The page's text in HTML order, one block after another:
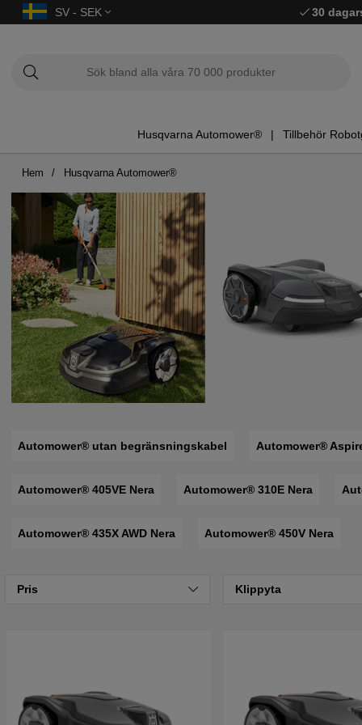
SV - SEK 30
Husqvarna Automower® Tillbehör
Hem Husqvarna Automower®
Automower® utan begränsningskabel Automower®
Automower® 405VE Nera Automower® 310E Nera
Automower® 435X AWD Nera Automower® 450V Nera
Pris Klippyta